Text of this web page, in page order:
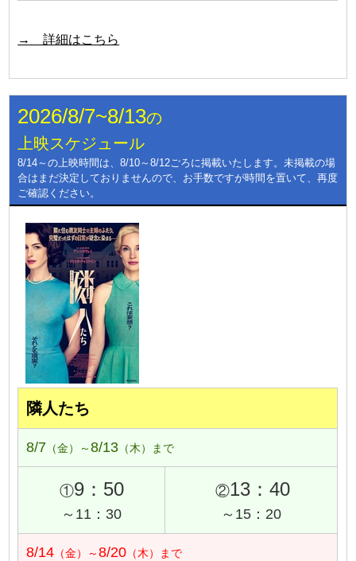
→ 詳細はこちら
2026/8/7~8/13の
上映スケジュール
8/14～の上映時間は、8/10～8/12ごろに掲載いたします。未掲載の場
合はまだ決定しておりませんので、お手数ですが時間を置いて、再度
ご確認ください。
隣人たち
8/7 （金）～8/13 （木）まで
①9：50
～11：30
②13：40
～15：20
8/14 （金）～8/20 （木）まで